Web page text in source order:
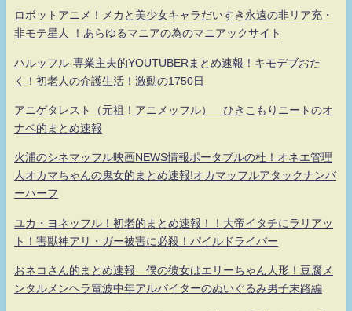
ロボットアニメ！メカと美少女キャラだいすき永遠の非リア充・
非モテ星人 ！あらゆるマニアの為のマニアックサイト
ハルッフル-専業主夫的YOUTUBERまとめ速報！キモデブおた
く！初老人の介護生活！激動の1750日
アニゲタレスト（元祖！アニメッフル） ひきこもりニートのオ
ナベ的まとめ速報
火浦のシネマッフル映画NEWS情報ポータブルの杜！オネエ管理
人オカマちゃんの鬼女的まとめ速報!オカマッフルアタックナンバ
ーハーフ
ユカ・ヨネッフル！初老的まとめ速報！！大帝イタチにラリアッ
ト！害獣神アリ・ガー被害に必殺！パイルドライバー
おネコさん的まとめ速報 僕の彼女はエリーちゃん人形！豆腐メ
ンタルメンヘラ電波中年アルバイターのぬいぐるみ男子末路編